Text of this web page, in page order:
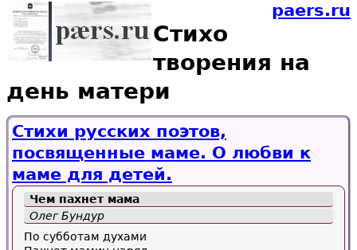
paers.ru
Стихо
творения на
день матери
Стихи русских поэтов,
посвященные маме. О любви к
маме для детей.
Чем пахнет мама
Олег Бундур
По субботам духами